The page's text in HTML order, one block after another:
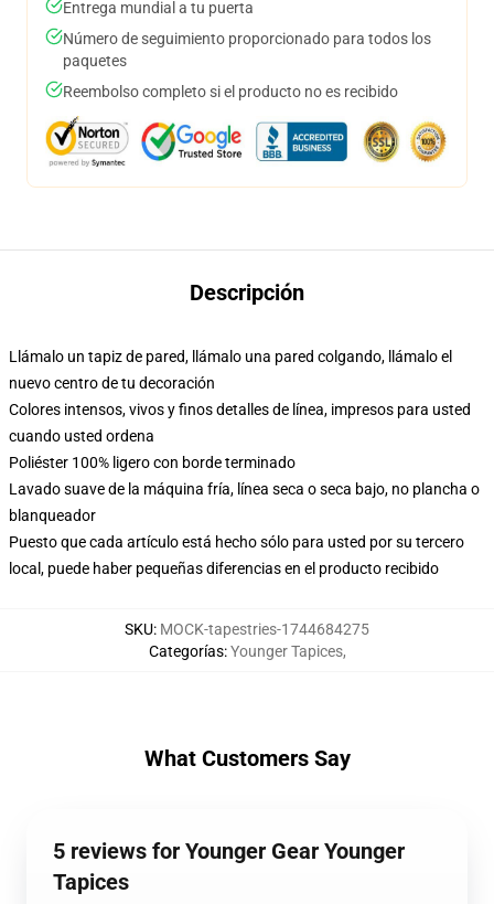
Entrega mundial a tu puerta
Número de seguimiento proporcionado para todos los
paquetes
Reembolso completo si el producto no es recibido
Descripción
Llámalo un tapiz de pared, llámalo una pared colgando, llámalo el
nuevo centro de tu decoración
Colores intensos, vivos y finos detalles de línea, impresos para usted
cuando usted ordena
Poliéster 100% ligero con borde terminado
Lavado suave de la máquina fría, línea seca o seca bajo, no plancha o
blanqueador
Puesto que cada artículo está hecho sólo para usted por su tercero
local, puede haber pequeñas diferencias en el producto recibido
SKU: MOCK-tapestries-1744684275
Categorías:Younger Tapices,
What Customers Say
5 reviews for Younger Gear Younger
Tapices